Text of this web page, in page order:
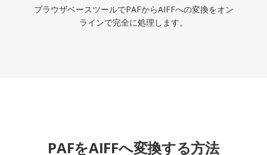
ブラウザベースツールでPAFからAIFFへの変換をオン
ラインで完全に処理します。
PAFをAIFFへ変換する方法